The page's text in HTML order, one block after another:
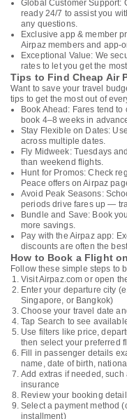
Global Customer Support:
ready 24/7 to assist you
any questions.
Exclusive app & member
Airpaz members and app-
Exceptional Value: We
rates to let you get the
Tips to Find Cheap Air
Want to save your travel
tips to get the most out of
Book Ahead: Fares tend
book 4–8 weeks in
Stay Flexible on Dates:
across multiple dates.
Fly Midweek: Tuesdays
than weekend flights.
Hunt for Promos: Check
Peace offers on Airpaz
Avoid Peak Seasons:
periods drive fares up —
Bundle and Save: Book
more savings.
Pay with the Airpaz app:
discounts are often the
How to Book a Flight
Follow these simple steps to
Visit Airpaz.com or open
Enter your departure city
Singapore, or Bangkok)
Choose your travel date
Tap Search to see
Use filters like price,
then select your preferred
Fill in passenger details
name, date of birth,
Add extras if needed, such
insurance
Review your booking
Select a payment method
installment)